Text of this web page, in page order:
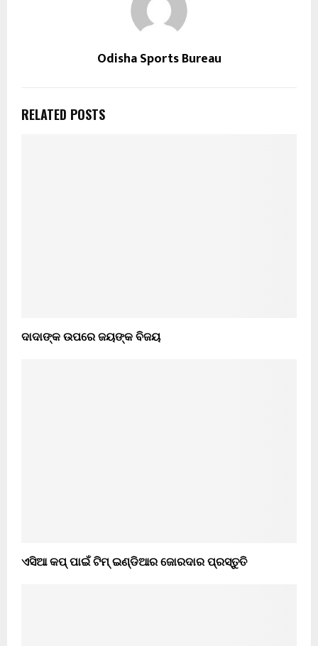
Odisha Sports Bureau
RELATED POSTS
ଦାଦାଙ୍କ ଉପରେ ଜୟଙ୍କ ବିଜୟ
ଏସିଆ କପ୍ ପାଇଁ ଟିମ୍ ଇଣ୍ଡିଆର ଜୋରଦାର ପ୍ରସ୍ତୁତି